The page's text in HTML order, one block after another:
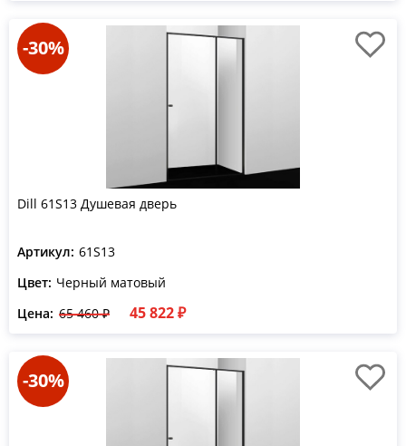
-30%
Dill 61S13 Душевая дверь
Артикул: 61S13
Цвет: Черный матовый
Цена: 65 460 ₽ 45 822 ₽
-30%